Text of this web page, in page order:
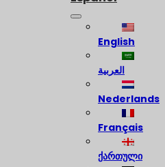
English
العربية
Nederlands
Français
ქართული